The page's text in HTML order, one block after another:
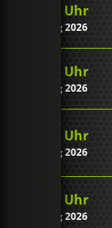
21:48 Uhr
07. Aug 2026
21:45 Uhr
07. Aug 2026
21:41 Uhr
07. Aug 2026
21:39 Uhr
07. Aug 2026